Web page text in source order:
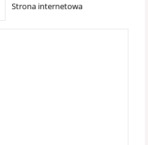
Strona internetowa